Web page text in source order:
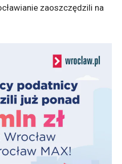
zaoszczędzili na